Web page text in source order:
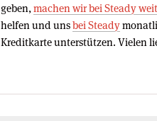
geben, machen wir bei Steady
helfen und unsbei Steady
Kreditkarte unterstützen. Vielen